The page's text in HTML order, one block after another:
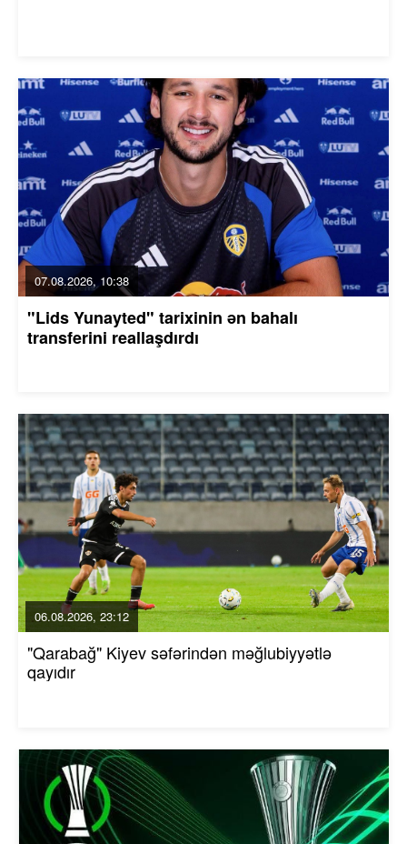
07.08.2026, 10:38
"Lids Yunayted" tarixinin ən bahalı
transferini reallaşdırdı
06.08.2026, 23:12
"Qarabağ" Kiyev səfərindən məğlubiyyətlə
qayıdır